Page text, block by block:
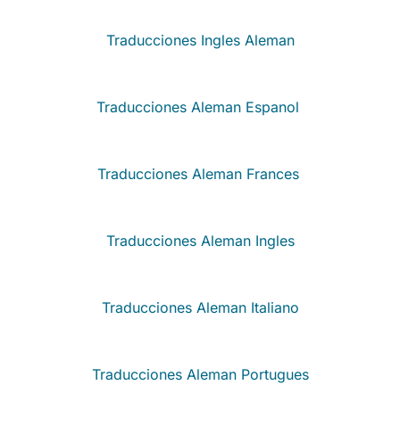
Traducciones Ingles Aleman
Traducciones Aleman Espanol
Traducciones Aleman Frances
Traducciones Aleman Ingles
Traducciones Aleman Italiano
Traducciones Aleman Portugues